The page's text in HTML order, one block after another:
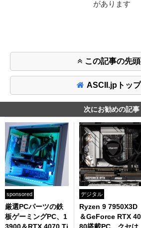
があります
この記事の先
ASCII.jpトッ
次にお勧めの記事
sponsored
厳選PCパーツの鉄
板ゲーミングPC、1
デジタル
Ryzen 9 7950X3D
＆GeForce RTX 40